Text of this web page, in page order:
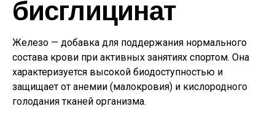
бисглицинат
Железо — добавка для поддержания нормального
состава крови при активных занятиях спортом. Она
характеризуется высокой биодоступностью и
защищает от анемии (малокровия) и кислородного
голодания тканей организма.